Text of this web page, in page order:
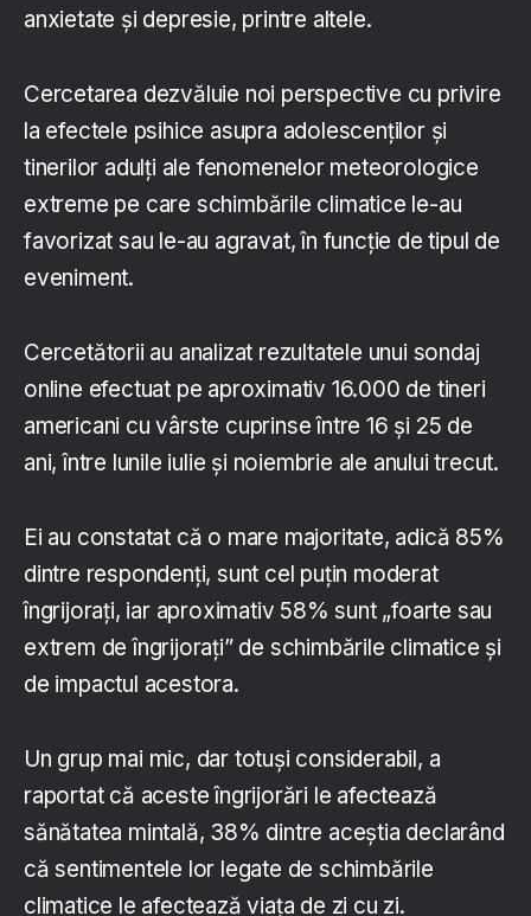
anxietate și depresie, printre altele.
Cercetarea dezvăluie noi perspective cu privire
la efectele psihice asupra adolescenților și
tinerilor adulți ale fenomenelor meteorologice
extreme pe care schimbările climatice le-au
favorizat sau le-au agravat, în funcție de tipul de
eveniment.
Cercetătorii au analizat rezultatele unui sondaj
online efectuat pe aproximativ 16.000 de tineri
americani cu vârste cuprinse între 16 și 25 de
ani, între lunile iulie și noiembrie ale anului trecut.
Ei au constatat că o mare majoritate, adică 85%
dintre respondenți, sunt cel puțin moderat
îngrijorați, iar aproximativ 58% sunt „foarte sau
extrem de îngrijorați” de schimbările climatice și
de impactul acestora.
Un grup mai mic, dar totuși considerabil, a
raportat că aceste îngrijorări le afectează
sănătatea mintală, 38% dintre aceștia declarând
că sentimentele lor legate de schimbările
climatice le afectează viața de zi cu zi.